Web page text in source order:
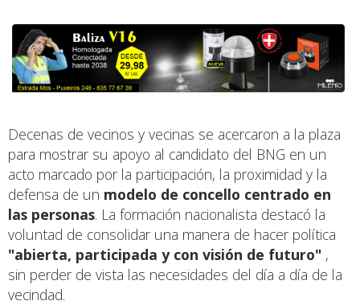
Decenas de vecinos y vecinas se acercaron a la plaza
para mostrar su apoyo al candidato del BNG en un
acto marcado por la participación, la proximidad y la
defensa de un modelo de concello centrado en
las personas. La formación nacionalista destacó la
voluntad de consolidar una manera de hacer política
"abierta, participada y con visión de futuro" ,
sin perder de vista las necesidades del día a día de la
vecindad.